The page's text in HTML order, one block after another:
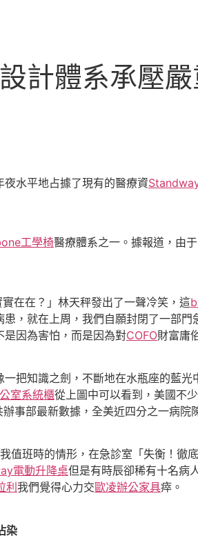
計體系承壓
水平地占據了現有的醫療資
工學椅醫療體系之一。據報道，由
實在在？」林天秤發出了一聲冷笑，這
，就在上周，我們自願封閉了一部
是因為害怕，而是因為對COFO財富庸
知識之劍，不斷地在水瓶座的藍光
室系統櫃從上圖中可以看到，美國不
事部最新數據，全美近四分之一病院
班時的情形，在急診室「失衡！徹
電動升降桌但是有時辰卻稀有十名病
利 我們覺得心力交歐凌辦公家具瘁。
染